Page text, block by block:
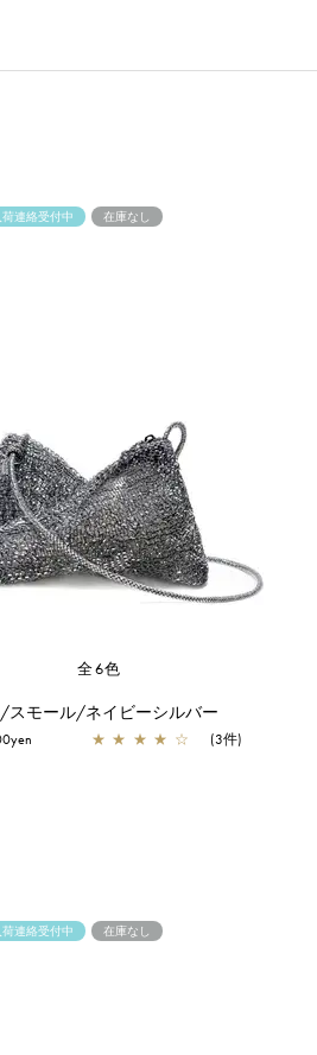
荷連絡受付中 在庫なし
全6色
スモール/ネイビーシルバー
★ ★ ★ ★ ☆ (3件)
荷連絡受付中 在庫なし